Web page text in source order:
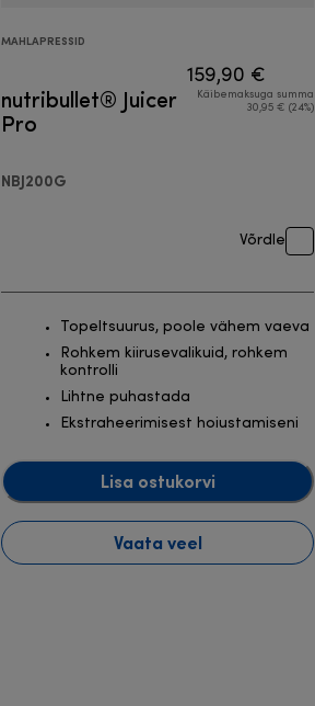
MAHLAPRESSID
nutribullet® Juicer
Pro
NBJ200G
159,90 €
Käibemaksuga summa
30,95 € (24%)
Võrdle
Topeltsuurus, poole vähem vaeva
Rohkem kiirusevalikuid, rohkem
kontrolli
Lihtne puhastada
Ekstraheerimisest hoiustamiseni
Lisa ostukorvi
Vaata veel